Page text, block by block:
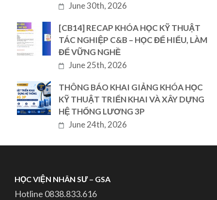
June 30th, 2026
[CB14] RECAP KHÓA HỌC KỸ THUẬT
TÁC NGHIỆP C&B – HỌC ĐỂ HIỂU, LÀM
ĐỂ VỮNG NGHỀ
June 25th, 2026
THÔNG BÁO KHAI GIẢNG KHÓA HỌC
KỸ THUẬT TRIỂN KHAI VÀ XÂY DỰNG
HỆ THỐNG LƯƠNG 3P
June 24th, 2026
HỌC VIỆN NHÂN SƯ – GSA
Hotline 0838.833.616